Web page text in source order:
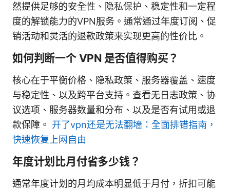
然提供足够的安全性、隐私保护、稳定性和一定程
度的解锁能力的VPN服务。通常通过年度订阅、促
销活动和灵活的退款政策来实现更高的性价比。
如何判断一个 VPN 是否值得购买？
核心在于平衡价格、隐私政策、服务器覆盖、速度
与稳定性、以及跨平台支持。查看无日志政策、协
议选项、服务器数量和分布、以及是否有试用或退
款保障。 开了vpn还是无法翻墙：全面排错指南，
快速恢复上网自由
年度计划比月付省多少钱？
通常年度计划的月均成本明显低于月付，折扣可能